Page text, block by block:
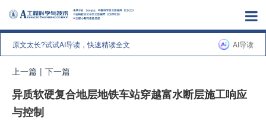
原文太长?试试AI导读，快速精读全文 AI导读
上一篇 | 下一篇
异质软硬复合地层地铁车站穿越富水断层施工响应
与控制